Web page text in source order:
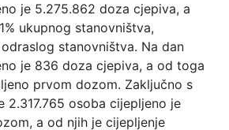
je 5.275.862 doza cjepiva, a
ukupnog stanovništva,
stanovništva. Na dan
je 836 doza cjepiva, a od toga
prvom dozom. Zaključno s
2.317.765 osoba cijepljeno je
a od njih je cijepljenje